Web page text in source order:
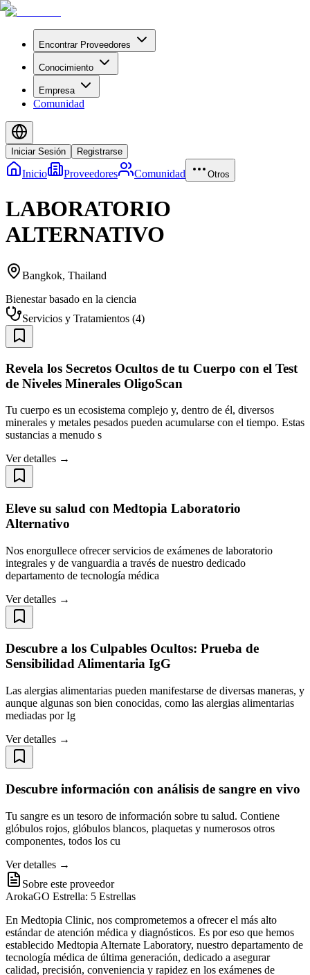
Encontrar Proveedores
Conocimiento
Empresa
Comunidad
Iniciar Sesión Registrarse
Inicio Proveedores Comunidad Otros
LABORATORIO
ALTERNATIVO
Bangkok, Thailand
Bienestar basado en la ciencia
Servicios y Tratamientos (4)
Revela los Secretos Ocultos de tu Cuerpo con el Test
de Niveles Minerales OligoScan
Tu cuerpo es un ecosistema complejo y, dentro de él, diversos
minerales y metales pesados pueden acumularse con el tiempo. Estas
sustancias a menudo s
Ver detalles →
Eleve su salud con Medtopia Laboratorio
Alternativo
Nos enorgullece ofrecer servicios de exámenes de laboratorio
integrales y de vanguardia a través de nuestro dedicado
departamento de tecnología médica
Ver detalles →
Descubre a los Culpables Ocultos: Prueba de
Sensibilidad Alimentaria IgG
Las alergias alimentarias pueden manifestarse de diversas maneras, y
aunque algunas son bien conocidas, como las alergias alimentarias
mediadas por Ig
Ver detalles →
Descubre información con análisis de sangre en vivo
Tu sangre es un tesoro de información sobre tu salud. Contiene
glóbulos rojos, glóbulos blancos, plaquetas y numerosos otros
componentes, todos los cu
Ver detalles →
Sobre este proveedor
ArokaGO Estrella: 5 Estrellas
En Medtopia Clinic, nos comprometemos a ofrecer el más alto
estándar de atención médica y diagnósticos. Es por eso que hemos
establecido Medtopia Alternate Laboratory, nuestro departamento de
tecnología médica de última generación, dedicado a asegurar
calidad, precisión, conveniencia y rapidez en los exámenes de